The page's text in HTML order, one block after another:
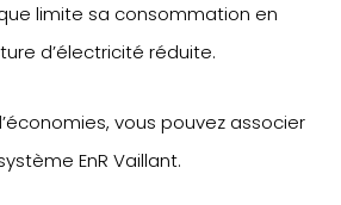
limite sa consommation en
d’électricité réduite.
vous pouvez associer
EnR Vaillant.